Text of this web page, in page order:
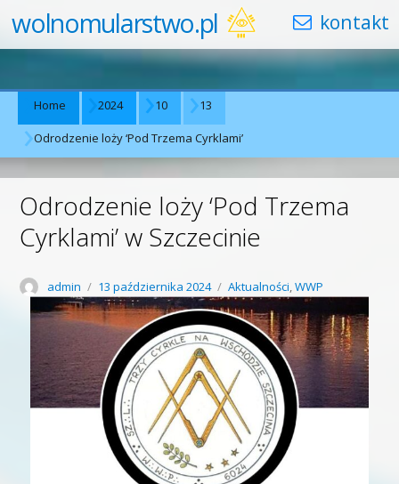
wolnomularstwo.pl
Home 2024 10 13
Odrodzenie loży ‘Pod Trzema Cyrklami’
Odrodzenie loży ‘Pod Trzema
Cyrklami’ w Szczecinie
Author
admin
Posted
on
13 października 2024 Categories
Aktualności,WWP